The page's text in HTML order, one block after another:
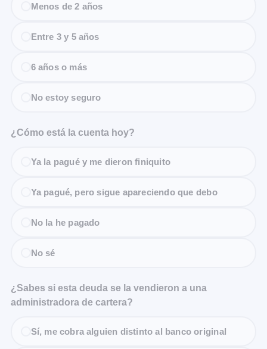
Menos de 2 años
Entre 3 y 5 años
6 años o más
No estoy seguro
¿Cómo está la cuenta hoy?
Ya la pagué y me dieron finiquito
Ya pagué, pero sigue apareciendo que debo
No la he pagado
No sé
¿Sabes si esta deuda se la vendieron a una
administradora de cartera?
Sí, me cobra alguien distinto al banco original